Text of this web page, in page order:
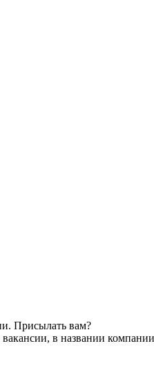
Присылать вам?
в названии